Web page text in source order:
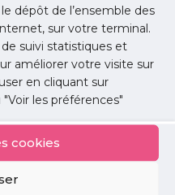
dépôt de l’ensemble des
sur votre terminal.
suivi statistiques et
améliorer votre visite sur
en cliquant sur
les préférences"
cookies